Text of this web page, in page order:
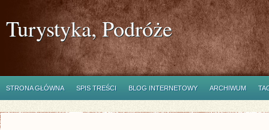
Turystyka, Podróże
STRONA GŁÓWNA SPIS TREŚCI BLOG INTERNETOWY ARCHIWUM